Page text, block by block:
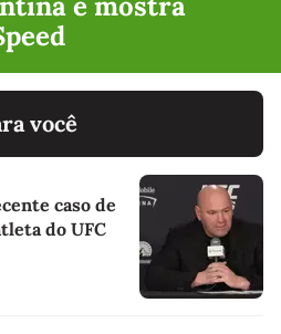
você
caso de
do UFC